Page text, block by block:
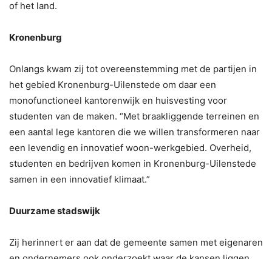
of het land.
Kronenburg
Onlangs kwam zij tot overeenstemming met de partijen in
het gebied Kronenburg-Uilenstede om daar een
monofunctioneel kantorenwijk en huisvesting voor
studenten van de maken. “Met braakliggende terreinen en
een aantal lege kantoren die we willen transformeren naar
een levendig en innovatief woon-werkgebied. Overheid,
studenten en bedrijven komen in Kronenburg-Uilenstede
samen in een innovatief klimaat.”
Duurzame stadswijk
Zij herinnert er aan dat de gemeente samen met eigenaren